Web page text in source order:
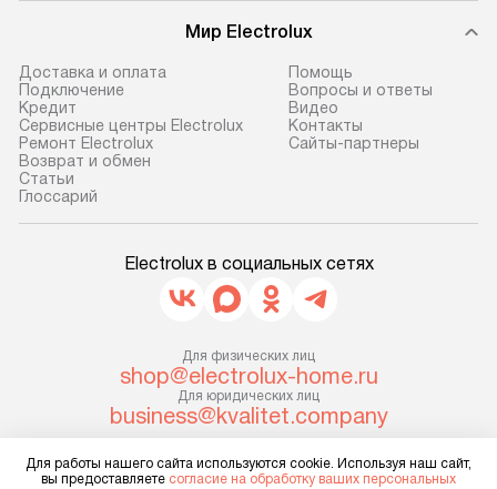
Мир Electrolux
Доставка и оплата
Подключение
Кредит
Сервисные центры Electrolux
Ремонт Electrolux
Возврат и обмен
Cтатьи
Глоссарий
Помощь
Вопросы и ответы
Видео
Контакты
Сайты-партнеры
Electrolux в социальных сетях
Для физических лиц
shop@electrolux-home.ru
Для юридических лиц
business@kvalitet.company
НАПИСАТЬ РУКОВОДСТВУ
Для работы нашего сайта используются cookie. Используя наш сайт,
вы предоставляете согласие на обработку ваших персональных